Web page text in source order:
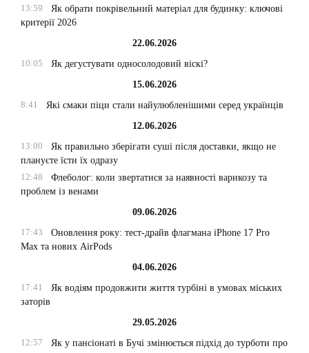
13:59
Як обрати покрівельний матеріал для будинку: ключові
критерії 2026
22.06.2026
10:05
Як дегустувати односолодовий віскі?
15.06.2026
8:41
Які смаки піци стали найулюбленішими серед українців
12.06.2026
13:00
Як правильно зберігати суші після доставки, якщо не
плануєте їсти їх одразу
12:48
Флеболог: коли звертатися за наявності варикозу та
проблем із венами
09.06.2026
17:43
Оновлення року: тест-драйв флагмана iPhone 17 Pro
Max та нових AirPods
04.06.2026
17:41
Як водіям продовжити життя турбіні в умовах міських
заторів
29.05.2026
12:57
Як у пансіонаті в Бучі змінюється підхід до турботи про